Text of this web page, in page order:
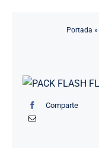
Empresa
Contacto
Portada »
Comparte